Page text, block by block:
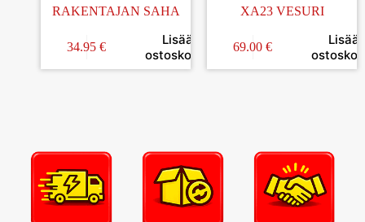
RAKENTAJAN SAHA
34.95 €
Lisää
ostoskoriin
XA23 VESURI
69.00 €
Lisää